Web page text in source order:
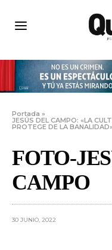
Portada »
JESÚS DEL CAMPO: «LA
PROTEGE DE LA BANALIDAD»
FOTO-
CAMPO
30 JUNIO, 2022